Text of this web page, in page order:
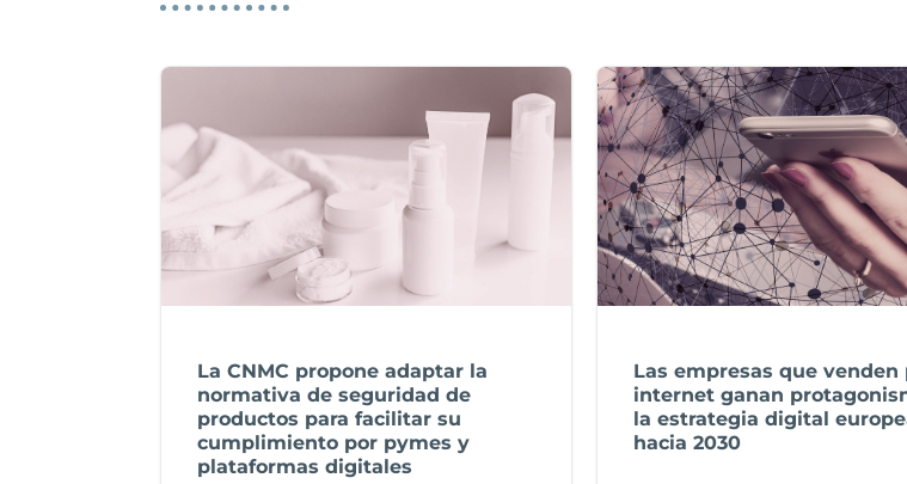
La CNMC propone adaptar la
normativa de seguridad de
productos para facilitar su
cumplimiento por pymes y
plataformas digitales
Las empresas que venden
internet ganan
la estrategia digital
hacia 2030